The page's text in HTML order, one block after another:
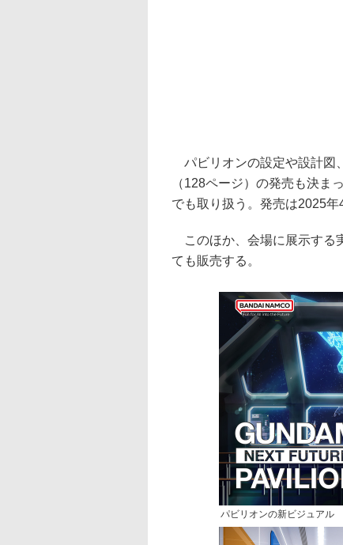
パビリオンの設定や設計図
（128ページ）の発売も決ま
でも取り扱う。発売は2025年
このほか、会場に展示する
ても販売する。
パビリオンの新ビジュアル